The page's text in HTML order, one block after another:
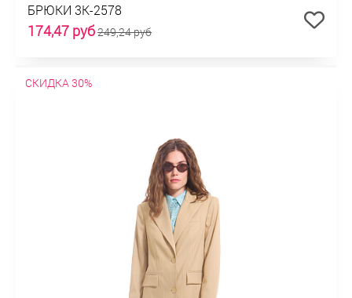
БРЮКИ 3К-2578
174,47 руб249,24 руб
СКИДКА 30%